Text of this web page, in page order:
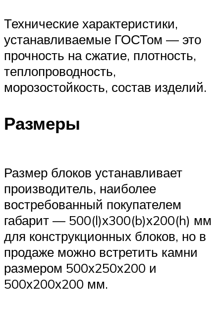
Технические характеристики,
устанавливаемые ГОСТом — это
прочность на сжатие, плотность,
теплопроводность,
морозостойкость, состав изделий.
Размеры
Размер блоков устанавливает
производитель, наиболее
востребованный покупателем
габарит — 500(l)х300(b)х200(h) мм
для конструкционных блоков, но в
продаже можно встретить камни
размером 500х250х200 и
500х200х200 мм.